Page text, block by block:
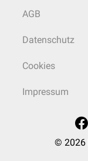
AGB
Datenschutz
Cookies
Impressum
© 2026